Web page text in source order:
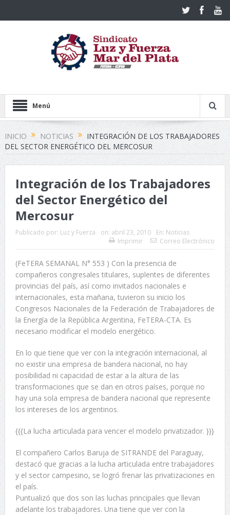
Menú
INICIO NOTICIAS
INTEGRACIÓN DE LOS TRABAJADORES
DEL SECTOR ENERGÉTICO DEL MERCOSUR
Integración de los Trabajadores
del Sector Energético del
Mercosur
Publicado por: Luz y Fuerza on: abril 23, 2010 En: Noticias
Imprimir
Correo Electrónico
(FeTERA SEMANAL N° 553 ) Con la presencia de
compañeros congresales titulares, suplentes de diferentes
provincias del país, así como invitados nacionales e
internacionales, esta mañana, tuvieron su inicio los
Congresos Nacionales de la Federación de Trabajadores de
la Energía de la República Argentina, FeTERA-CTA. Es
necesario modificar el modelo energético.
En lo que tiene que ver con la integración internacional, al
no existir una empresa de bandera nacional, no hay
posibilidad ni capacidad de estar a la altura de las
transformaciones que se dan en otros países, porque no
hay una sola empresa de bandera nacional que represente
los intereses de los argentinos.
{{{La lucha articulada para vencer el modelo privatizador. }}}
El compañero Carlos Baruja de SITRANDE del Paraguay,
destacó que gracias a la lucha articulada entre trabajadores
y el sector campesino, se logró frenar las privatizaciones en
el país.
Puntualizó que dos son las luchas principales que llevan
adelante los trabajadores. Una tiene que ver con la